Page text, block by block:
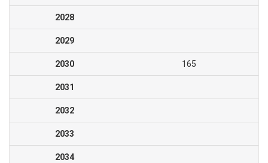
2028
2029
2030 165
2031
2032
2033
2034